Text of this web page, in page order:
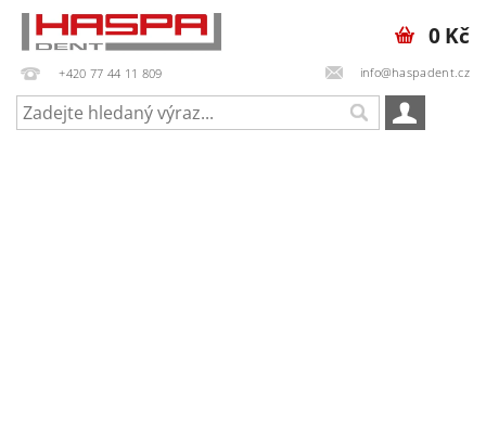
+420 77 44 11 809 info@haspadent.cz
0 Kč